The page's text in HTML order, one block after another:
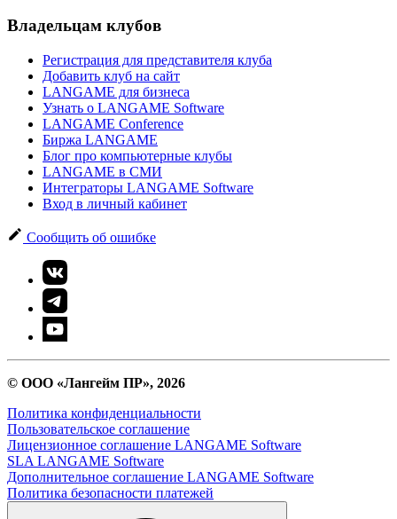
Владельцам клубов
Регистрация для представителя клуба
Добавить клуб на сайт
LANGAME для бизнеса
Узнать о LANGAME Software
LANGAME Conference
Биржа LANGAME
Блог про компьютерные клубы
LANGAME в СМИ
Интеграторы LANGAME Software
Вход в личный кабинет
Сообщить об ошибке
© ООО «Лангейм ПР», 2026
Политика конфиденциальности
Пользовательское соглашение
Лицензионное соглашение LANGAME Software
SLA LANGAME Software
Дополнительное соглашение LANGAME Software
Политика безопасности платежей